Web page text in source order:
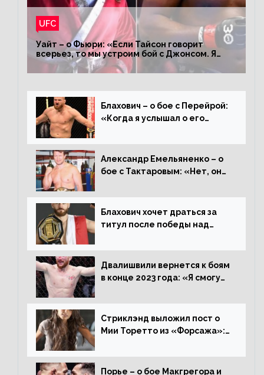
UFC
Уайт – о Фьюри: «Если Тайсон говорит
всерьез, то мы устроим бой с Джонсом. Я
заставил Флойда Мейвезера драться с
Конором»
Блахович – о бое с Перейрой:
«Когда я услышал о его
драться с ним»
Александр Емельяненко – о
бое с Тактаровым: «Нет, он
Блахович хочет драться за
титул после победы над
увезти пояс в Польшу»
Двалишвили вернется к боям
в конце 2023 года: «Я смогу
Стриклэнд выложил пост о
Мии Торетто из «Форсажа»:
смотреть этот отсталый
фильм»
Порье – о бое Макгрегора и